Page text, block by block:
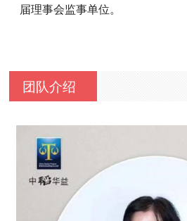
届理事会监事单位。
团队介绍